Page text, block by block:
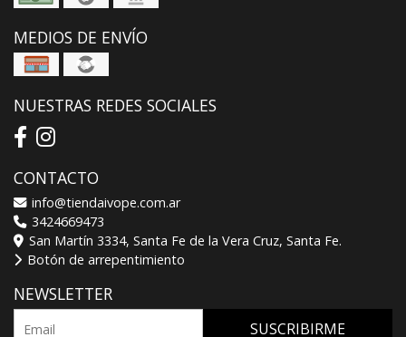
MEDIOS DE ENVÍO
NUESTRAS REDES SOCIALES
CONTACTO
info@tiendaivope.com.ar
3424669473
San Martín 3334, Santa Fe de la Vera Cruz, Santa Fe.
Botón de arrepentimiento
NEWSLETTER
SUSCRIBIRME